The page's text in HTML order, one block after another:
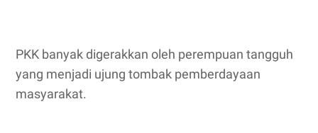
PKK banyak digerakkan oleh perempuan tangguh
yang menjadi ujung tombak pemberdayaan
masyarakat.